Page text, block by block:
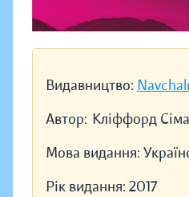
Видавництво:
Автор: Кліффорд
Мова видання:
Рік видання: 2017